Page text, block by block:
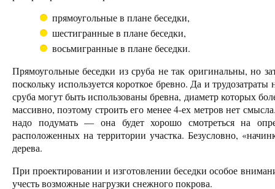
прямоугольные в плане беседки,
шестигранные в плане беседки,
восьмигранные в плане беседки.
Прямоугольные беседки из сруба не так оригинальны, но
поскольку используется короткое бревно. Да и
сруба могут быть использованы бревна, диаметр которых
массивно, поэтому строить его менее 4-ех метров нет
надо подумать — она будет хорошо смотреться на
расположенных на территории участка. Безусловно,
дерева.
При проектировании и изготовлении беседки особое
учесть возможные нагрузки снежного покрова.